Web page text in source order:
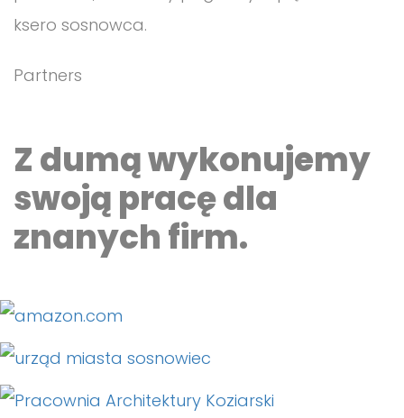
Partners
Z dumą wykonujemy
swoją pracę dla
znanych firm.